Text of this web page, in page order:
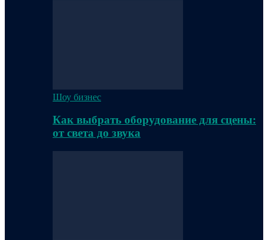
Шоу бизнес
Как выбрать оборудование для сцены:
от света до звука